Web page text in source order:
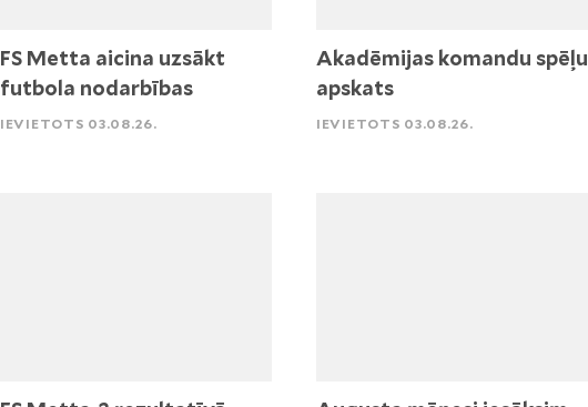
FS Metta aicina uzsākt
futbola nodarbības
IEVIETOTS 03.08.26.
Akadēmijas komandu spēļu
apskats
IEVIETOTS 03.08.26.